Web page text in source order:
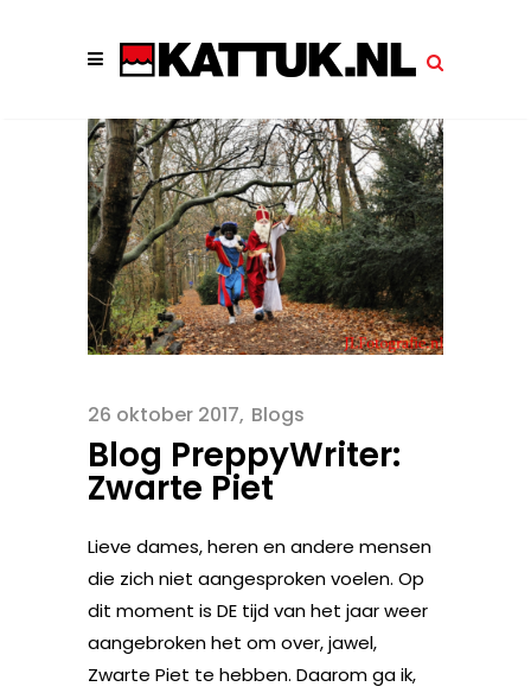
26 oktober 2017 Blogs
Blog PreppyWriter:
Zwarte Piet
Lieve dames, heren en andere mensen
die zich niet aangesproken voelen. Op
dit moment is DE tijd van het jaar weer
aangebroken het om over, jawel,
Zwarte Piet te hebben. Daarom ga ik,